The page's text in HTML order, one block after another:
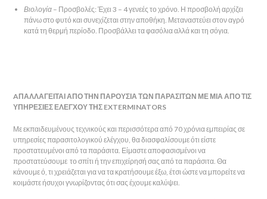
Βιολογία – Προσβολές: Έχει 3 – 4 γενεές το χρόνο. Η προσβολή αρχίζει
πάνω στο φυτό και συνεχίζεται στην αποθήκη. Μεταναστεύει στον αγρό
κατά τη θερμή περίοδο. Προσβάλλει τα φασόλια αλλά και τη σόγια.
AΠΑΛΛΑΓΕΙΤΑΙ ΑΠΟ ΤΗΝ ΠΑΡΟΥΣΙΑ ΤΩΝ ΠΑΡΑΣΙΤΩΝ ΜΕ ΜΙΑ ΑΠΟ ΤΙΣ
ΥΠΗΡΕΣΙΕΣ ΕΛΕΓΧΟΥ ΤΗΣ EXTERMINATORS
Με εκπαιδευμένους τεχνικούς και περισσότερα από 70 χρόνια εμπειρίας σε
υπηρεσίες παρασιτολογικού ελέγχου, θα διασφαλίσουμε ότι είστε
προστατευμένοι από τα παράσιτα. Είμαστε αποφασισμένοι να
προστατεύσουμε το σπίτι ή την επιχείρησή σας από τα παράσιτα. Θα
κάνουμε ό, τι χρειάζεται για να τα κρατήσουμε έξω, έτσι ώστε να μπορείτε να
κοιμάστε ήσυχοι γνωρίζοντας ότι σας έχουμε καλύψει.